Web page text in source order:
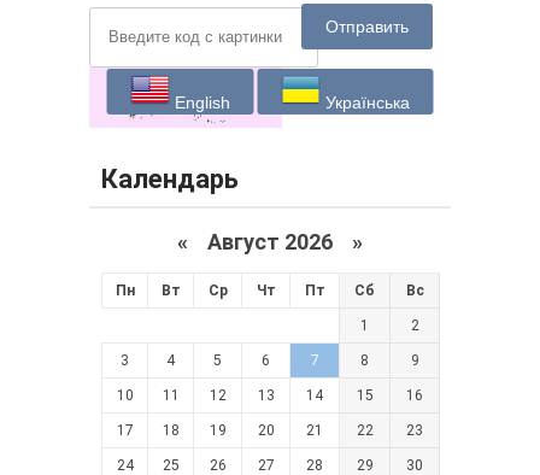
Отправить
English Українська
Календарь
« Август 2026 »
Пн Вт Ср Чт Пт Сб Вс
1 2
3 4 5 6 7 8 9
10 11 12 13 14 15 16
17 18 19 20 21 22 23
24 25 26 27 28 29 30